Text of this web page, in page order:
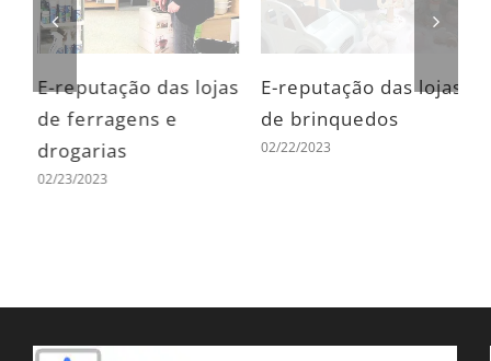
E-reputação das lojas
de ferragens e
drogarias
02/23/2023
E-reputação das lojas
de brinquedos
02/22/2023